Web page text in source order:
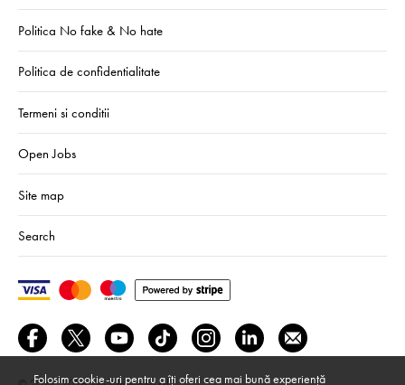
Politica No fake & No hate
Politica de confidentialitate
Termeni si conditii
Open Jobs
Site map
Search
Folosim cookie-uri pentru a îți oferi cea mai bună experiență